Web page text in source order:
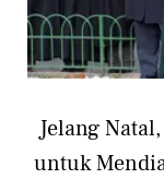
Jelang
untuk